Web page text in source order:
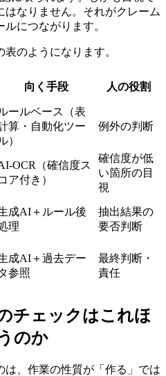
はなりません。それがクレーム
につながります。
のようになります。
向く手段 人の役割
ールベース（表
算・自動化ツー
）
例外の判断
OCR（確信度ス
ア付き）
確信度が低
い箇所の目
視
成AI＋ルール後
理
抽出結果の
要否判断
成AI＋過去デー
参照
最終判断・
責任
チェックはこれほ
のか
、作業の性質が「作る」では